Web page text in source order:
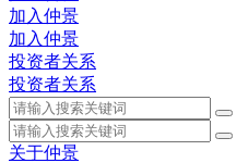
加入仲景
加入仲景
投资者关系
投资者关系
关于仲景